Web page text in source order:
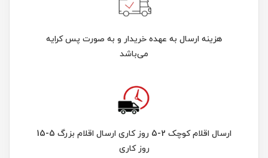
هزینه ارسال به عهده خریدار و به صورت پس کرایه
می‌باشد
ارسال اقلام کوچک 2-5 روز کاری ارسال اقلام بزرگ 5-15
روز کاری